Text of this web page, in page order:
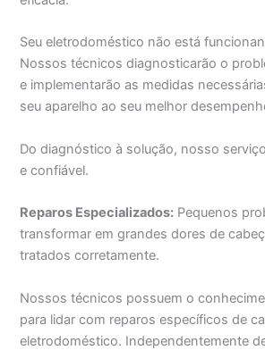
Seu eletrodoméstico não está
Nossos técnicos diagnosticarão o
e implementarão as medidas
seu aparelho ao seu melhor
Do diagnóstico à solução, nosso
e confiável.
Reparos Especializados: Pequenos
transformar em grandes dores de
tratados corretamente.
Nossos técnicos possuem o
para lidar com reparos específicos de
eletrodoméstico. Independentemente